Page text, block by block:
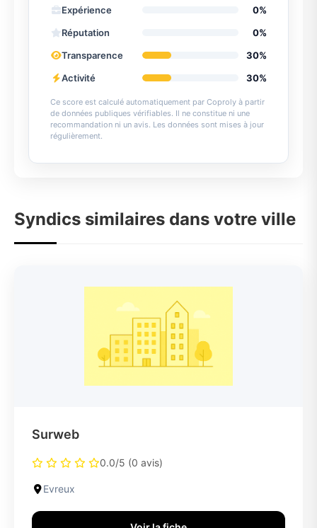
Expérience
0%
Réputation
0%
Transparence
30%
Activité
30%
Ce score est calculé automatiquement par Coproly à partir
de données publiques vérifiables. Il ne constitue ni une
recommandation ni un avis. Les données sont mises à jour
régulièrement.
Syndics similaires dans votre ville
Surweb
0.0/5 (0 avis)
Evreux